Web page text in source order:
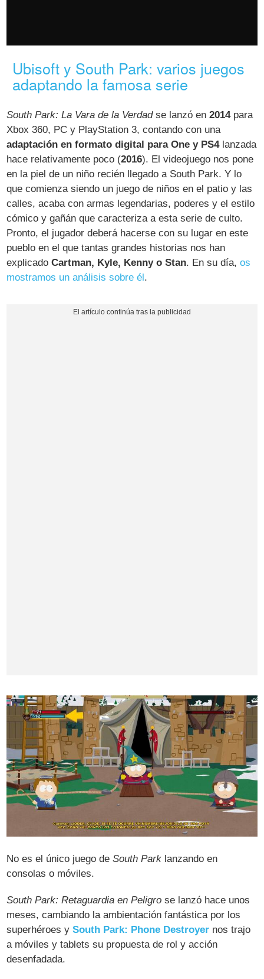
Ubisoft y South Park: varios juegos
adaptando la famosa serie
South Park: La Vara de la Verdadse lanzó en2014para
Xbox 360, PC y PlayStation 3, contando con una
adaptación en formato digital para One y PS4lanzada
hace relativamente poco (2016). El videojuego nos pone
en la piel de un niño recién llegado a South Park. Y lo
que comienza siendo un juego de niños en el patio y las
calles, acaba con armas legendarias, poderes y el estilo
cómico y gañán que caracteriza a esta serie de culto.
Pronto, el jugador deberá hacerse con su lugar en este
pueblo en el que tantas grandes historias nos han
explicadoCartman, Kyle, Kenny o Stan. En su día,os
mostramos un análisis sobre él.
No es el único juego deSouth Park lanzando en
consolas o móviles.
South Park: Retaguardia en Peligro se lanzó hace unos
meses, cambiando la ambientación fantástica por los
superhéroes ySouth Park: Phone Destroyer nos trajo
a móviles y tablets su propuesta de rol y acción
desenfadada.